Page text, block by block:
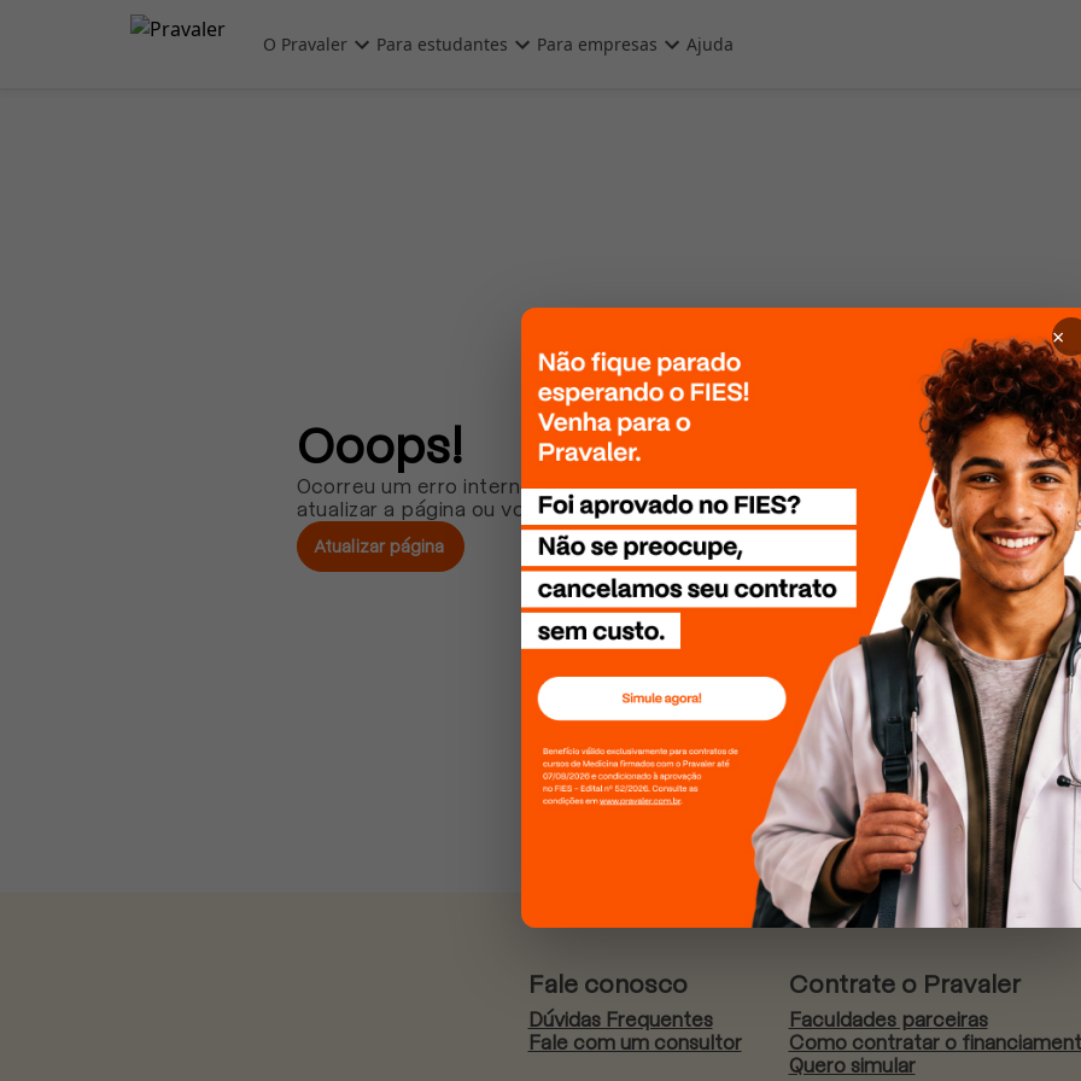
Pular para o conteúdo principal
O Pravaler Para estudantes Para empresas Ajuda
Ooops!
Ocorreu um erro interno. Por favor, tente
atualizar a página ou volte mais tarde!
Atualizar página
Fale conosco
Dúvidas Frequentes
Fale com um consultor
Contrate o Pravaler
Faculdades parceiras
Como contratar o
Quero simular
×